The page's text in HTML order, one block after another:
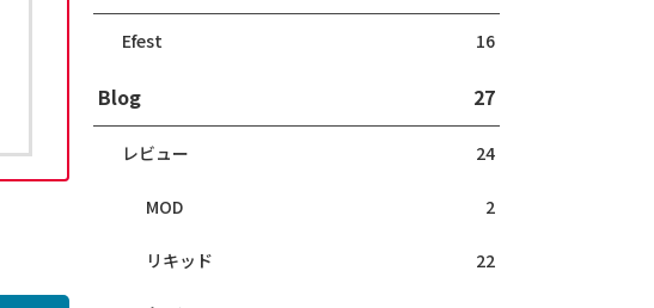
Efest 16
Blog 27
レビュー 24
MOD 2
リキッド 22